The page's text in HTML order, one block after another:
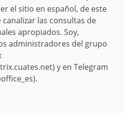
el sitio en español, de este
las consultas de
apropiados. Soy,
administradores del grupo
y en Telegram